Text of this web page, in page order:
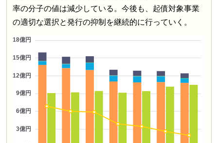
率の分子の値は減少している。今後も、起債対象事業
の適切な選択と発行の抑制を継続的に行っていく。